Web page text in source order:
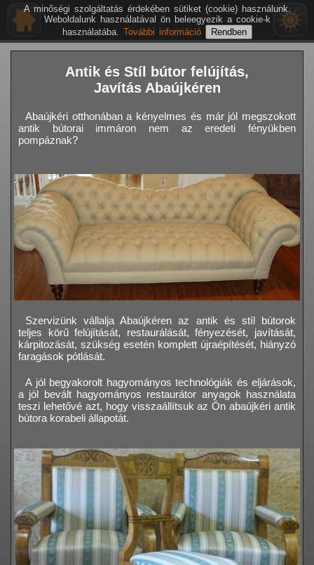
Antik és Stíl bútor felújítás,
Javítás Abaújkéren
Abaújkéri otthonában a kényelmes és már jól megszokott
antik bútorai immáron nem az eredeti fényükben
pompáznak?
Szervizünk vállalja Abaújkéren az antik és stíl bútorok
teljes körű felújítását, restaurálását, fényezését, javítását,
kárpitozását, szükség esetén komplett újraépítését, hiányzó
faragások pótlását.
A jól begyakorolt hagyományos technológiák és eljárások,
a jól bevált hagyományos restaurátor anyagok használata
teszi lehetővé azt, hogy visszaállítsuk az Ön abaújkéri antik
bútora korabeli állapotát.
A minőségi szolgáltatás érdekében sütiket (cookie) használunk.
Weboldalunk használatával ön beleegyezik a cookie-k
használatába. További információ